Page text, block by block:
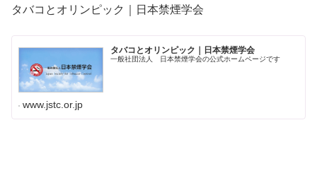
タバコとオリンピック｜日本禁煙学会
タバコとオリンピック｜日本禁煙学会
一般社団法人 日本禁煙学会の公式ホームページです
www.jstc.or.jp